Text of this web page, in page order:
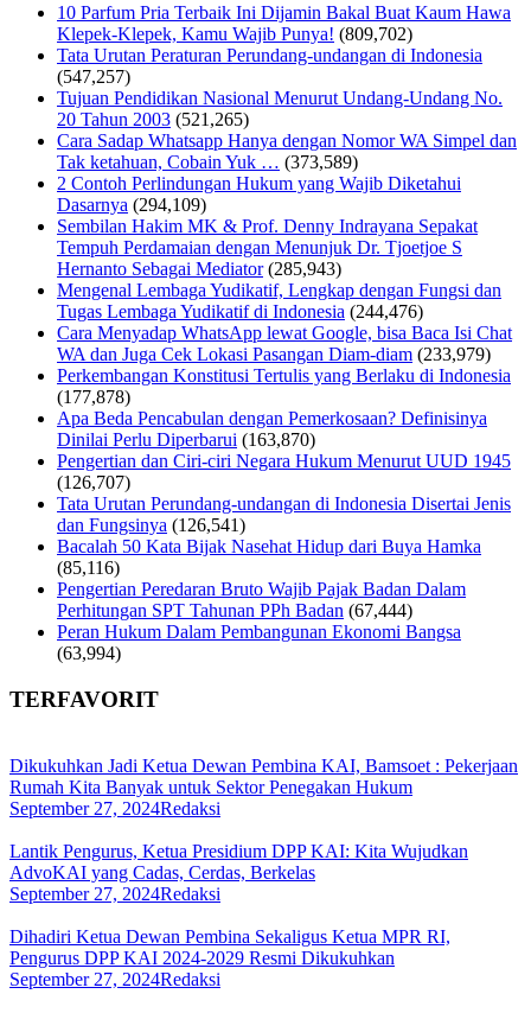
10 Parfum Pria Terbaik Ini Dijamin Bakal Buat Kaum Hawa
Klepek-Klepek, Kamu Wajib Punya! (809,702)
Tata Urutan Peraturan Perundang-undangan di Indonesia
(547,257)
Tujuan Pendidikan Nasional Menurut Undang-Undang No.
20 Tahun 2003 (521,265)
Cara Sadap Whatsapp Hanya dengan Nomor WA Simpel dan
Tak ketahuan, Cobain Yuk … (373,589)
2 Contoh Perlindungan Hukum yang Wajib Diketahui
Dasarnya (294,109)
Sembilan Hakim MK & Prof. Denny Indrayana Sepakat
Tempuh Perdamaian dengan Menunjuk Dr. Tjoetjoe S
Hernanto Sebagai Mediator (285,943)
Mengenal Lembaga Yudikatif, Lengkap dengan Fungsi dan
Tugas Lembaga Yudikatif di Indonesia (244,476)
Cara Menyadap WhatsApp lewat Google, bisa Baca Isi Chat
WA dan Juga Cek Lokasi Pasangan Diam-diam (233,979)
Perkembangan Konstitusi Tertulis yang Berlaku di Indonesia
(177,878)
Apa Beda Pencabulan dengan Pemerkosaan? Definisinya
Dinilai Perlu Diperbarui (163,870)
Pengertian dan Ciri-ciri Negara Hukum Menurut UUD 1945
(126,707)
Tata Urutan Perundang-undangan di Indonesia Disertai Jenis
dan Fungsinya (126,541)
Bacalah 50 Kata Bijak Nasehat Hidup dari Buya Hamka
(85,116)
Pengertian Peredaran Bruto Wajib Pajak Badan Dalam
Perhitungan SPT Tahunan PPh Badan (67,444)
Peran Hukum Dalam Pembangunan Ekonomi Bangsa
(63,994)
TERFAVORIT
Dikukuhkan Jadi Ketua Dewan Pembina KAI, Bamsoet : Pekerjaan
Rumah Kita Banyak untuk Sektor Penegakan Hukum
September 27, 2024Redaksi
Lantik Pengurus, Ketua Presidium DPP KAI: Kita Wujudkan
AdvoKAI yang Cadas, Cerdas, Berkelas
September 27, 2024Redaksi
Dihadiri Ketua Dewan Pembina Sekaligus Ketua MPR RI,
Pengurus DPP KAI 2024-2029 Resmi Dikukuhkan
September 27, 2024Redaksi